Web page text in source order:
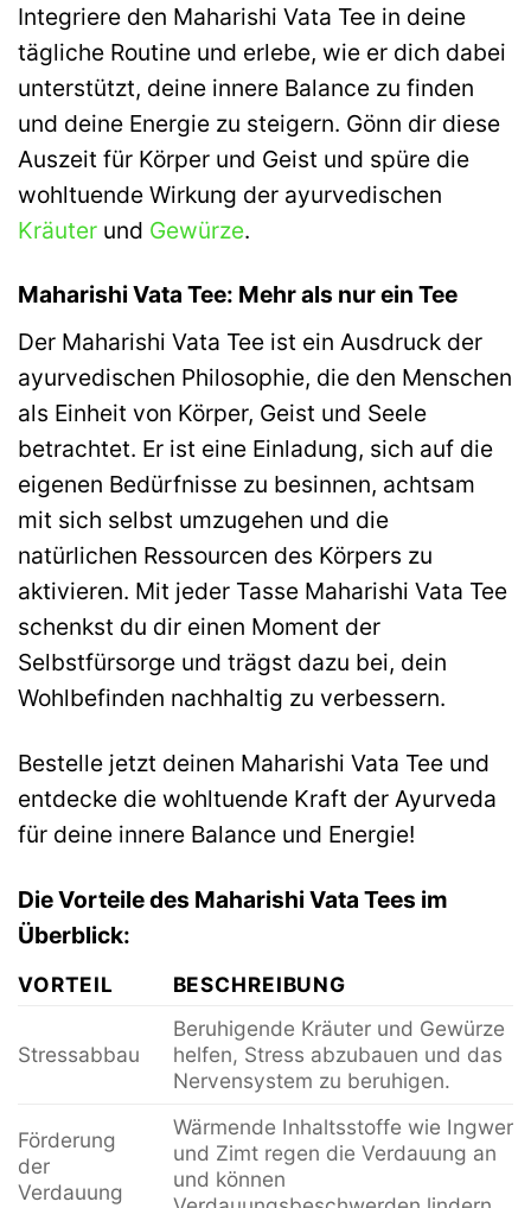
Integriere den Maharishi Vata Tee in deine
tägliche Routine und erlebe, wie er dich dabei
unterstützt, deine innere Balance zu finden
und deine Energie zu steigern. Gönn dir diese
Auszeit für Körper und Geist und spüre die
wohltuende Wirkung der ayurvedischen
Kräuter und Gewürze.
Maharishi Vata Tee: Mehr als nur ein Tee
Der Maharishi Vata Tee ist ein Ausdruck der
ayurvedischen Philosophie, die den Menschen
als Einheit von Körper, Geist und Seele
betrachtet. Er ist eine Einladung, sich auf die
eigenen Bedürfnisse zu besinnen, achtsam
mit sich selbst umzugehen und die
natürlichen Ressourcen des Körpers zu
aktivieren. Mit jeder Tasse Maharishi Vata Tee
schenkst du dir einen Moment der
Selbstfürsorge und trägst dazu bei, dein
Wohlbefinden nachhaltig zu verbessern.
Bestelle jetzt deinen Maharishi Vata Tee und
entdecke die wohltuende Kraft der Ayurveda
für deine innere Balance und Energie!
Die Vorteile des Maharishi Vata Tees im
Überblick:
VORTEIL BESCHREIBUNG
Stressabbau
Beruhigende Kräuter und Gewürze
helfen, Stress abzubauen und das
Nervensystem zu beruhigen.
Förderung
der
Verdauung
Wärmende Inhaltsstoffe wie Ingwer
und Zimt regen die Verdauung an
und können